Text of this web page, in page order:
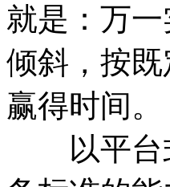
就是：万
倾斜，按
赢得时间。
以平台式